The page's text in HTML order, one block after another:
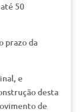
50
prazo da
e
desta
de